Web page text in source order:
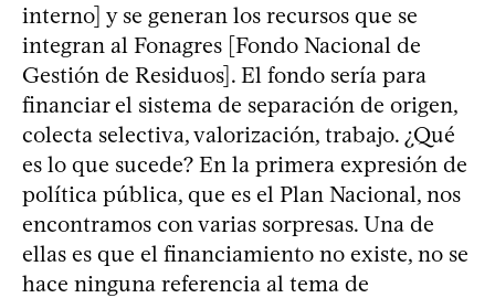
interno] y se generan los recursos que se
integran al Fonagres [Fondo Nacional de
Gestión de Residuos]. El fondo sería para
financiar el sistema de separación de origen,
colecta selectiva, valorización, trabajo. ¿Qué
es lo que sucede? En la primera expresión de
política pública, que es el Plan Nacional, nos
encontramos con varias sorpresas. Una de
ellas es que el financiamiento no existe, no se
hace ninguna referencia al tema de